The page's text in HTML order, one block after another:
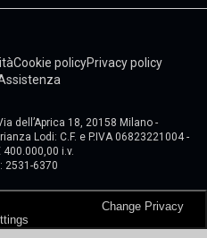
Cookie policyPrivacy policy
dell’Aprica 18, 20158 Milano -
Lodi: C.F. e P.IVA 06823221004 -
i.v.
2531-6370